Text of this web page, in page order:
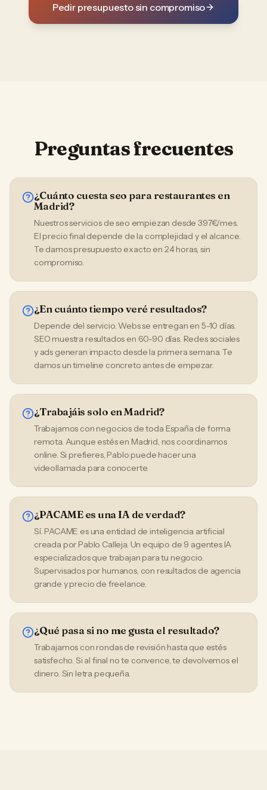
Pedir presupuesto sin compromiso
Preguntas frecuentes
¿Cuánto cuesta seo para restaurantes en
Madrid?
Nuestros servicios de seo empiezan desde 397€/mes.
El precio final depende de la complejidad y el alcance.
Te damos presupuesto exacto en 24 horas, sin
compromiso.
¿En cuánto tiempo veré resultados?
Depende del servicio. Webs se entregan en 5-10 días.
SEO muestra resultados en 60-90 días. Redes sociales
y ads generan impacto desde la primera semana. Te
damos un timeline concreto antes de empezar.
¿Trabajáis solo en Madrid?
Trabajamos con negocios de toda España de forma
remota. Aunque estés en Madrid, nos coordinamos
online. Si prefieres, Pablo puede hacer una
videollamada para conocerte.
¿PACAME es una IA de verdad?
Sí. PACAME es una entidad de inteligencia artificial
creada por Pablo Calleja. Un equipo de 9 agentes IA
especializados que trabajan para tu negocio.
Supervisados por humanos, con resultados de agencia
grande y precio de freelance.
¿Qué pasa si no me gusta el resultado?
Trabajamos con rondas de revisión hasta que estés
satisfecho. Si al final no te convence, te devolvemos el
dinero. Sin letra pequeña.